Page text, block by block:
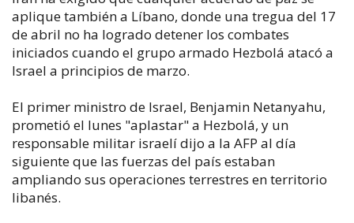
aplique también a Líbano, donde una tregua del 17
de abril no ha logrado detener los combates
iniciados cuando el grupo armado Hezbolá atacó a
Israel a principios de marzo.
El primer ministro de Israel, Benjamin Netanyahu,
prometió el lunes "aplastar" a Hezbolá, y un
responsable militar israelí dijo a la AFP al día
siguiente que las fuerzas del país estaban
ampliando sus operaciones terrestres en territorio
libanés.